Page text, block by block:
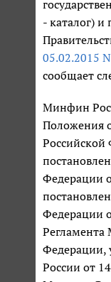
- каталог)
05.02.2015
сообщает
Минфин
Положения
Российской
Федерации
Федерации
Регламента
Федерации,
России от